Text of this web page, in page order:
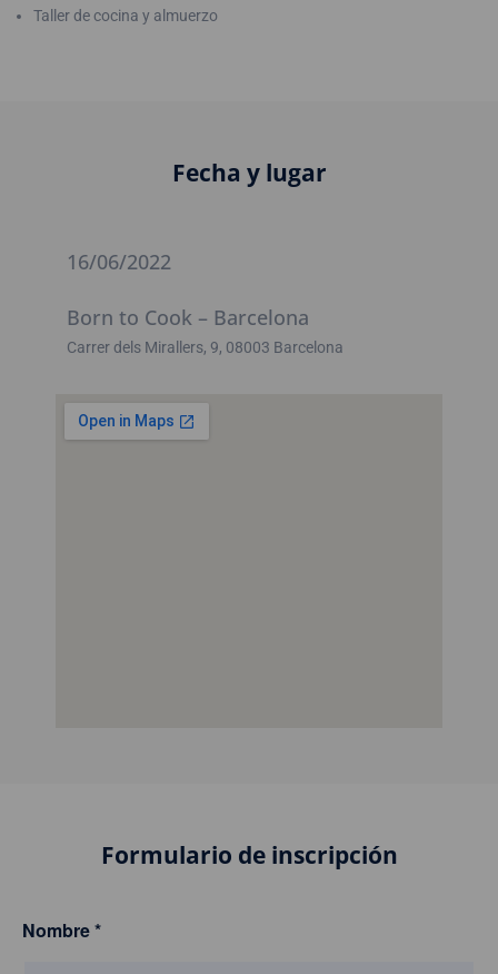
Taller de cocina y almuerzo
Fecha y lugar
16/06/2022
Born to Cook – Barcelona
Carrer dels Mirallers, 9, 08003 Barcelona
Formulario de inscripción
Nombre*